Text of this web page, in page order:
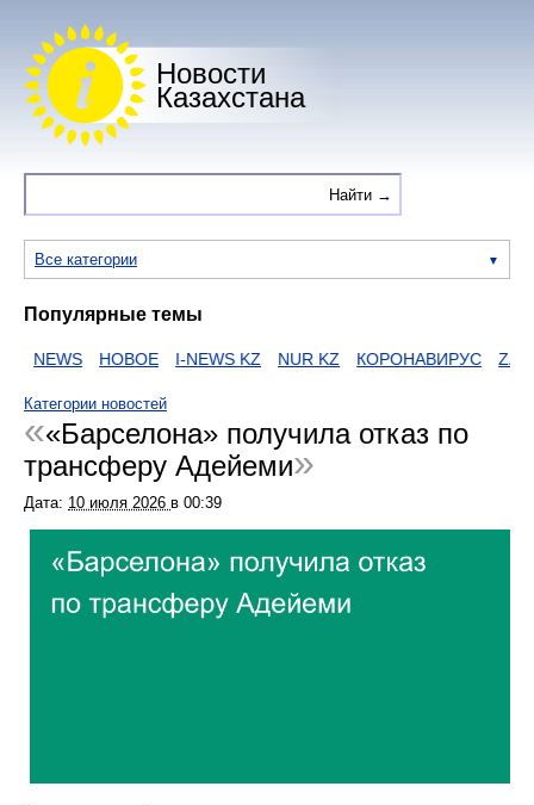
Новости
Казахстана
Все категории
Популярные темы
NEWS НОВОЕ I-NEWS KZ NUR KZ КОРОНАВИРУС
Категории новостей
«Барселона» получила отказ по
трансферу Адейеми
Дата: 10 июля 2026 в 00:39